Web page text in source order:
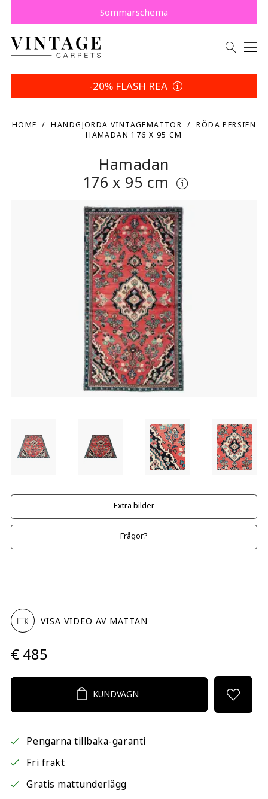
Spara 5 % | Dina returvillkor
Köp nu, betala senare med Klarna.
Sommarschema
-20% FLASH REA
HOME HANDGJORDA VINTAGEMATTOR
RÖDA PERSIEN
HAMADAN 176 X 95 CM
Hamadan
176 x 95 cm
Extra bilder
Frågor?
VISA VIDEO AV MATTAN
€ 485
KUNDVAGN
Pengarna tillbaka-garanti
Fri frakt
Gratis mattunderlägg